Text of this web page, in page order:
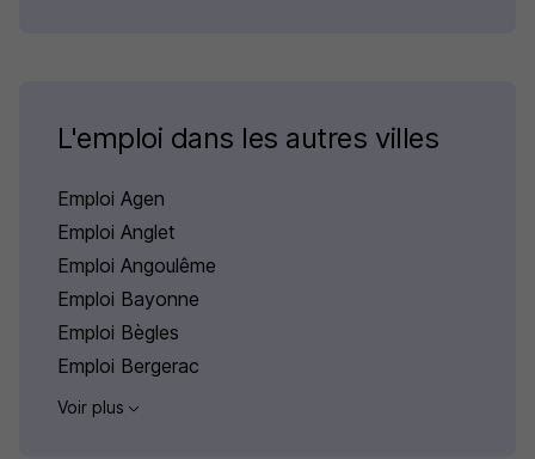
L'emploi dans les autres villes
Emploi Agen
Emploi Anglet
Emploi Angoulême
Emploi Bayonne
Emploi Bègles
Emploi Bergerac
Voir plus